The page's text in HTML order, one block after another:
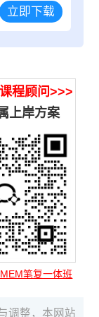
立即下载
程顾问>>>
上岸方案
笔复一体班
调整，本网站